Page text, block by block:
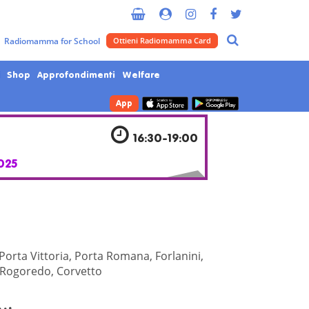
Radiomamma for School Ottieni Radiomamma Card
Shop Approfondimenti Welfare
App
di Milano
16:30-19:00
Vittoria, Porta Romana, Forlanini,
Corvetto